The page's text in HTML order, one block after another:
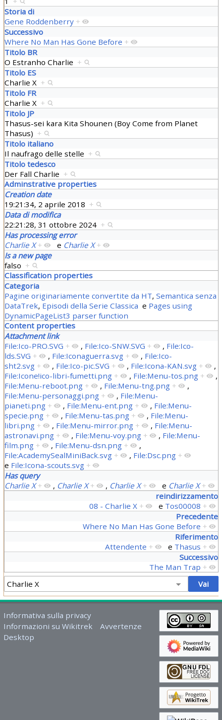
Storia di
Gene Roddenberry +
Successivo
Where No Man Has Gone Before +
Titolo BR
O Estranho Charlie +
Titolo ES
Charlie X +
Titolo FR
Charlie X +
Titolo JP
Thasus-sei kara Kita Shounen (Boy Come from Planet
Thasus) +
Titolo italiano
Il naufrago delle stelle +
Titolo tedesco
Der Fall Charlie +
Adminstrative properties
Creation date
19:21:34, 2 aprile 2018 +
Data di modifica
22:21:28, 31 ottobre 2024 +
Has processing error
Charlie X + e Charlie X +
Is a new page
falso +
Classification properties
Categoria
Pagine originariamente convertite da HT, Semantica senza
DataTrek, Episodi della Serie Classica e Pages using
DynamicPageList3 parser function
Content properties
Attachment link
File:Ico-PRO.SVG + , File:Ico-SNW.SVG + , File:Ico-
lds.SVG + , File:Iconaguerra.svg + , File:Ico-
sht2.svg + , File:Ico-pic.SVG + , File:Icona-KAN.svg +
,
File:Icone!ico-libri-fumetti.png + , File:Menu-tos.png +
,
File:Menu-reboot.png + , File:Menu-tng.png +
,
File:Menu-personaggi.png + , File:Menu-
pianeti.png + , File:Menu-ent.png + , File:Menu-
specie.png + , File:Menu-tas.png + , File:Menu-
libri.png + , File:Menu-mirror.png + , File:Menu-
astronavi.png + , File:Menu-voy.png + , File:Menu-
film.png + , File:Menu-dsn.png +
,
File:AcademySealMiniBack.svg + , File:Dsc.png +
e File:Icona-scouts.svg +
Has query
Charlie X + , Charlie X + , Charlie X + e Charlie X +
reindirizzamento
08 - Charlie X + e Tos00008 +
Precedente
Where No Man Has Gone Before +
Riferimento
Attendente + e Thasus +
Successivo
The Man Trap +
Informativa sulla privacy
Informazioni su Wikitrek
Avvertenze
Desktop